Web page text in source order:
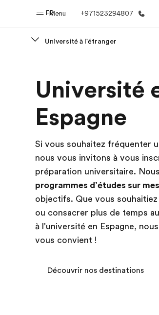
Menu
FR +971523294807
Bienvenue chez EF
Université à l'étranger
Université
Espagne
Si vous souhaitez fréquenter
nous vous invitons à vous
préparation universitaire.
programmes d’études sur
objectifs. Que vous
ou consacrer plus de temps
à l'université en Espagne,
vous convient !
Découvrir nos destinations